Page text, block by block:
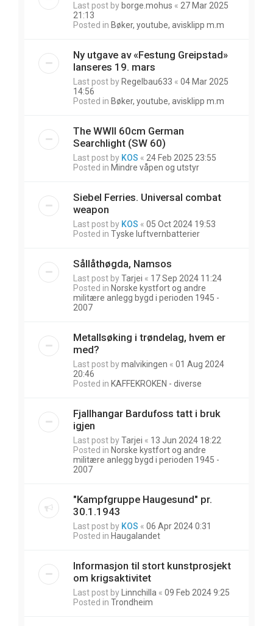
Last post by borge.mohus « 27 Mar 2025
21:13
Posted in Bøker, youtube, avisklipp m.m
Ny utgave av «Festung Greipstad»
lanseres 19. mars
Last post by Regelbau633 « 04 Mar 2025
14:56
Posted in Bøker, youtube, avisklipp m.m
The WWII 60cm German
Searchlight (SW 60)
Last post by KOS « 24 Feb 2025 23:55
Posted in Mindre våpen og utstyr
Siebel Ferries. Universal combat
weapon
Last post by KOS « 05 Oct 2024 19:53
Posted in Tyske luftvernbatterier
Sållåthøgda, Namsos
Last post byTarjei « 17 Sep 2024 11:24
Posted in Norske kystfort og andre
militære anlegg bygd i perioden 1945 -
2007
Metallsøking i trøndelag, hvem er
med?
Last post bymalvikingen « 01 Aug 2024
20:46
Posted in KAFFEKROKEN - diverse
Fjallhangar Bardufoss tatt i bruk
igjen
Last post byTarjei « 13 Jun 2024 18:22
Posted in Norske kystfort og andre
militære anlegg bygd i perioden 1945 -
2007
"Kampfgruppe Haugesund" pr.
30.1.1943
Last post by KOS « 06 Apr 2024 0:31
Posted in Haugalandet
Informasjon til stort kunstprosjekt
om krigsaktivitet
Last post by Linnchilla « 09 Feb 2024 9:25
Posted in Trondheim